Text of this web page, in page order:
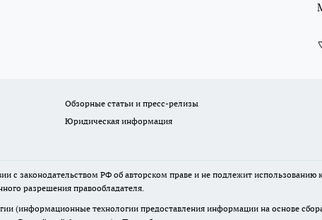
Обзорные статьи и пресс-релизы
Юридическая информация
с законодательством РФ об авторском праве и не подлежит
разрешения правообладателя.
(информационные технологии предоставления информации на основе